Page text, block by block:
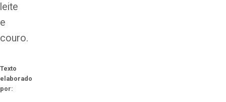
leite
e
couro.
Texto
elaborado
por: